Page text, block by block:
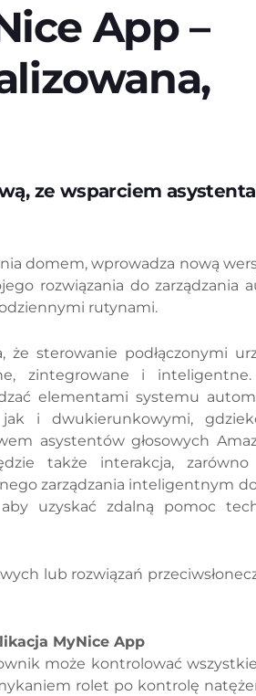
App –
ze wsparciem asystenta
domem, wprowadza nową
rozwiązania do zarządzania
rutynami.
że sterowanie podłączonymi
zintegrowane i
elementami systemu
i dwukierunkowymi,
asystentów głosowych
także interakcja,
zarządzania inteligentnym
uzyskać zdalną pomoc
lub rozwiązań
MyNice App
może kontrolować
rolet po kontrolę